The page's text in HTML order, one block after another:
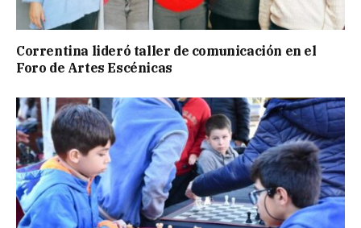
Correntina lideró taller de comunicación en el
Foro de Artes Escénicas